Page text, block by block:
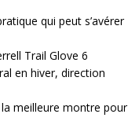
qui peut s’avérer
Trail Glove 6
en hiver, direction
meilleure montre pour